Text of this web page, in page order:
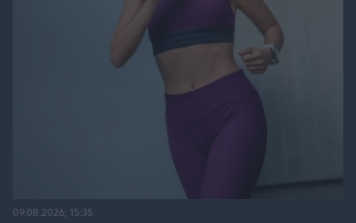
09.08.2026, 15:35